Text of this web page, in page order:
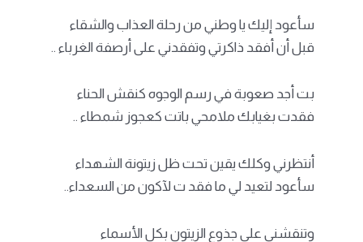
سأعود إليك يا وطني من رحلة العذاب والشقاء
قبل أن أفقد ذاكرتي وتفقدني على أرصفة الغرباء ..
بت أجد صعوبة في رسم الوجوه كنقش الحناء
فقدت بغيابك ملامحي باتت كعجوز شمطاء ..
أنتظرني وكلك يقين تحت ظل زيتونة الشهداء
سأعود لتعيد لي ما فقد ت لآكون من السعداء..
وتنقشني على جذوع الزيتون بكل الأسماء